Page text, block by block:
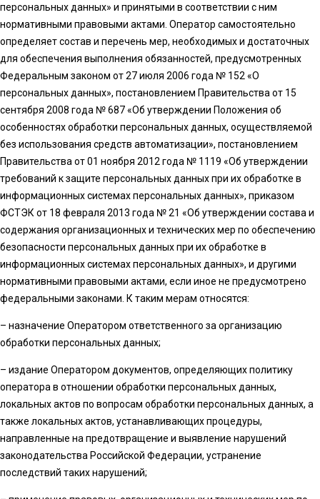
персональных данных» и принятыми в соответствии с ним
нормативными правовыми актами. Оператор самостоятельно
определяет состав и перечень мер, необходимых и достаточных
для обеспечения выполнения обязанностей, предусмотренных
Федеральным законом от 27 июля 2006 года № 152 «О
персональных данных», постановлением Правительства от 15
сентября 2008 года № 687 «Об утверждении Положения об
особенностях обработки персональных данных, осуществляемой
без использования средств автоматизации», постановлением
Правительства от 01 ноября 2012 года № 1119 «Об утверждении
требований к защите персональных данных при их обработке в
информационных системах персональных данных», приказом
ФСТЭК от 18 февраля 2013 года № 21 «Об утверждении состава и
содержания организационных и технических мер по обеспечению
безопасности персональных данных при их обработке в
информационных системах персональных данных», и другими
нормативными правовыми актами, если иное не предусмотрено
федеральными законами. К таким мерам относятся:
– назначение Оператором ответственного за организацию
обработки персональных данных;
– издание Оператором документов, определяющих политику
оператора в отношении обработки персональных данных,
локальных актов по вопросам обработки персональных данных, а
также локальных актов, устанавливающих процедуры,
направленные на предотвращение и выявление нарушений
законодательства Российской Федерации, устранение
последствий таких нарушений;